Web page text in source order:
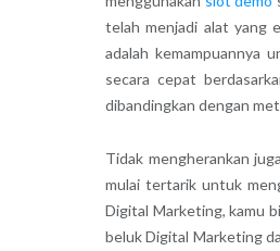
telah menjadi alat yang
adalah kemampuannya
secara cepat
dibandingkan dengan
Tidak mengherankan
mulai tertarik untuk
Digital Marketing, kamu
beluk Digital Marketing